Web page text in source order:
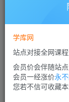
此内容为付费资
学库网
站点对接全网课
会员价会伴随站
会员一经涨价永
您若不信可收藏